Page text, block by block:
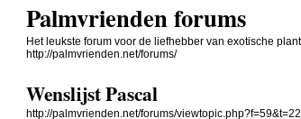
Palmvrienden forums
Het leukste forum voor de liefhebber van exotische
http://palmvrienden.net/forums/
Wenslijst Pascal
http://palmvrienden.net/forums/